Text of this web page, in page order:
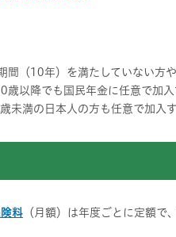
（10年）を満たしていない方
以降でも国民年金に任意で加入
満の日本人の方も任意で加入す
料 （月額）は年度ごとに定額で